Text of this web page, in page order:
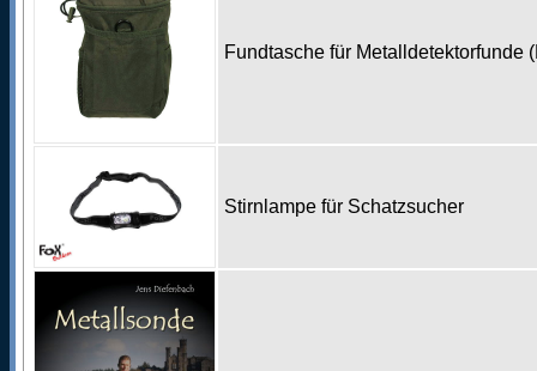
Fundtasche für
Stirnlampe für Schatzsucher